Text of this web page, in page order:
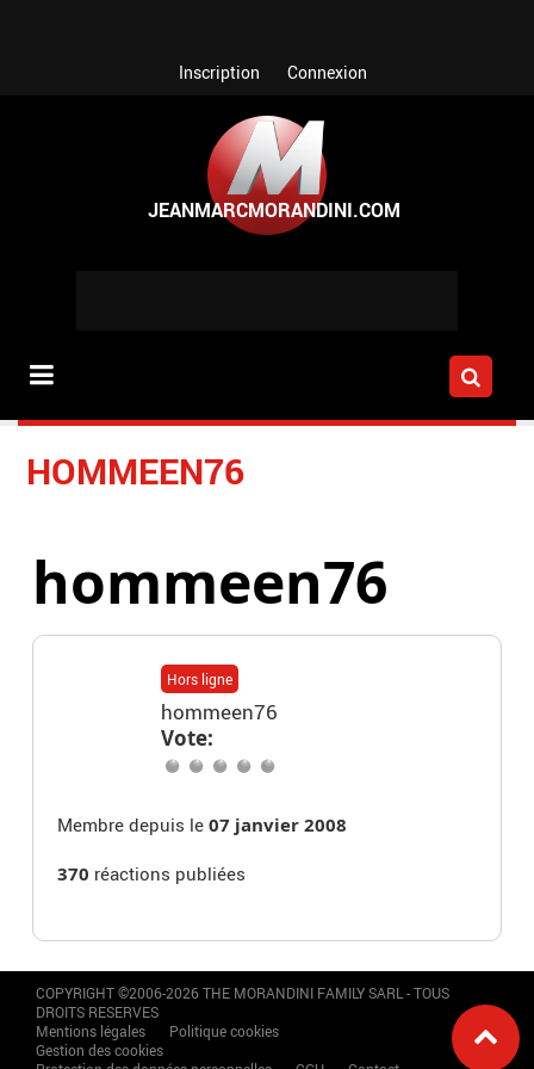
Inscription Connexion
HOMMEEN76
hommeen76
Hors ligne
hommeen76
Vote:
Membre depuis le07 janvier 2008
370 réactions publiées
COPYRIGHT ©2006-2026 THE MORANDINI FAMILY SARL - TOUS
DROITS RESERVES
Mentions légales
Politique cookies
Gestion des cookies